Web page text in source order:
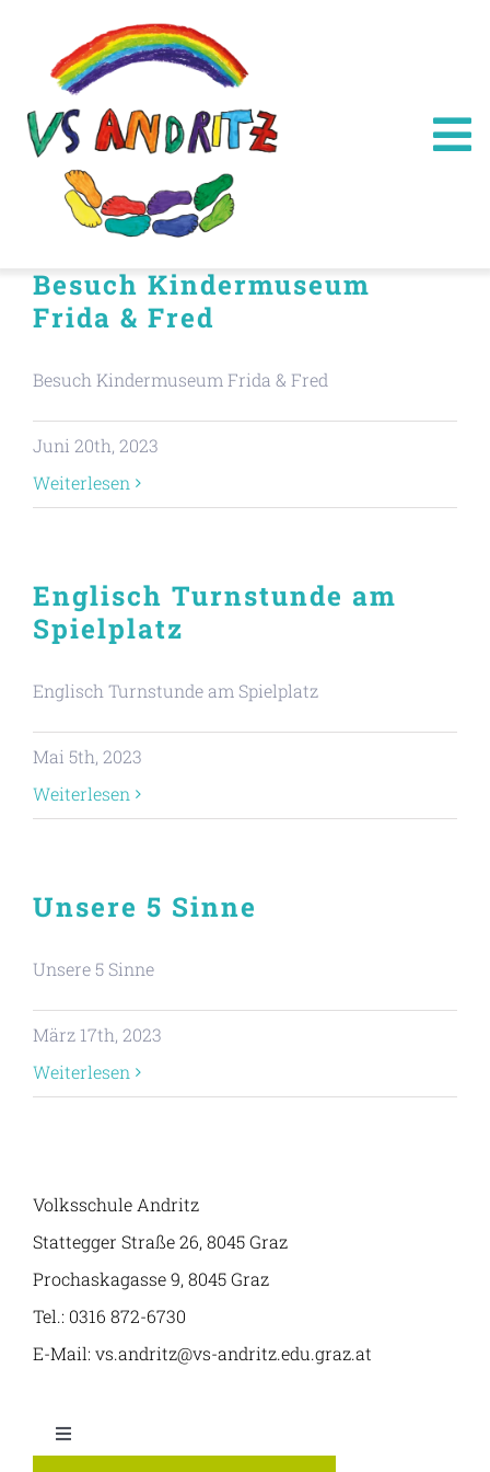
springen
Home
Infos
Kontakt
Angebot
Klassen
Besuch Kindermuseum
Frida & Fred
Besuch Kindermuseum Frida & Fred
Juni 20th, 2023
Weiterlesen
Englisch Turnstunde am
Spielplatz
Englisch Turnstunde am Spielplatz
Mai 5th, 2023
Weiterlesen
Unsere 5 Sinne
Unsere 5 Sinne
März 17th, 2023
Weiterlesen
Volksschule Andritz
Stattegger Straße 26, 8045 Graz
Prochaskagasse 9, 8045 Graz
Tel.: 0316 872-6730
E-Mail: vs.andritz@vs-andritz.edu.graz.at
Toggle